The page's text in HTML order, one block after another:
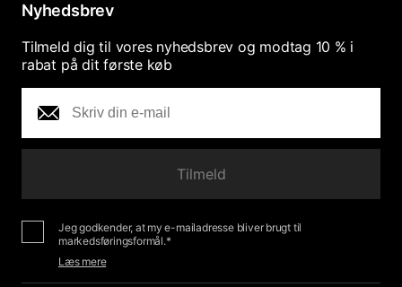
Nyhedsbrev
Tilmeld dig til vores nyhedsbrev og modtag 10 % i
rabat på dit første køb
Tilmeld
Jeg godkender, at my e-mailadresse bliver brugt til
markedsføringsformål.*
Læs mere